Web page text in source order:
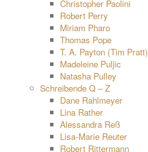
Christopher Paolini
Robert Perry
Miriam Pharo
Thomas Pope
T. A. Payton (Tim Pratt)
Madeleine Puljic
Natasha Pulley
Schreibende Q – Z
Dane Rahlmeyer
Lina Rather
Alessandra Reß
Lisa-Marie Reuter
Robert Rittermann